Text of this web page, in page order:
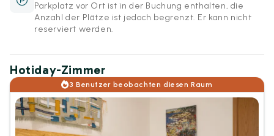
Parkplatz vor Ort ist in der Buchung enthalten, die
Anzahl der Plätze ist jedoch begrenzt. Er kann nicht
reserviert werden.
Hotiday-Zimmer
3 Benutzer beobachten diesen Raum